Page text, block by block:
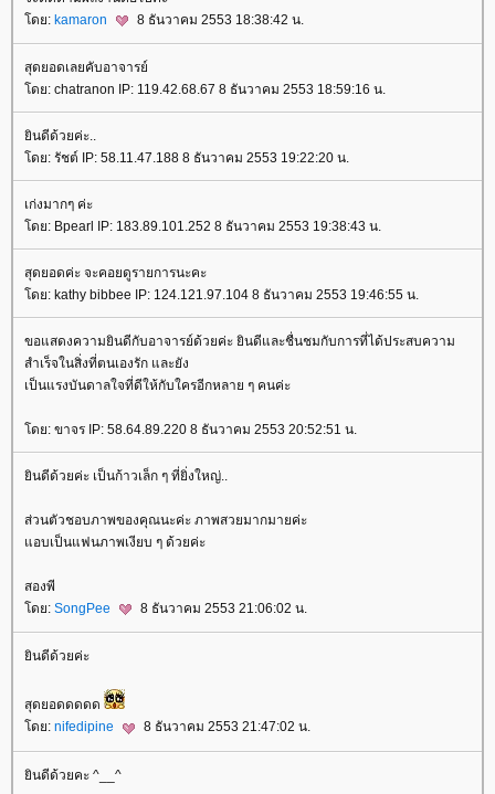
ดย: kamaron 8 ธันวาคม 2553 18:38:42 น.
สุดยอดเลยคับอาจารย์
ดย: chatranon IP: 119.42.68.67 8 ธันวาคม 2553 18:59:16 น.
ินดีด้วยค่ะ..
ดย: รัชต์ IP: 58.11.47.188 8 ธันวาคม 2553 19:22:20 น.
เก่งมากๆ ค่ะ
ดย: Bpearl IP: 183.89.101.252 8 ธันวาคม 2553 19:38:43 น.
สุดยอดค่ะ จะคอยดูรายการนะคะ
ดย: kathy bibbee IP: 124.121.97.104 8 ธันวาคม 2553 19:46:55 น.
ขอแสดงความยินดีกับอาจารย์ด้วยค่ะ ยินดีและชื่นชมกับการที่ได้ประสบความ
สำเร็จในสิ่งที่ตนเองรัก และยัง
เป็นแรงบันดาลใจที่ดีให้กับใครอีกหลาย ๆ คนค่ะ
ดย: ขาจร IP: 58.64.89.220 8 ธันวาคม 2553 20:52:51 น.
ินดีด้วยค่ะ เป็นก้าวเล็ก ๆ ที่ยิ่งใหญ่..
ส่วนตัวชอบภาพของคุณนะค่ะ ภาพสวยมากมายค่ะ
อบเป็นแฟนภาพเงียบ ๆ ด้วยค่ะ
สองพี
ดย: SongPee 8 ธันวาคม 2553 21:06:02 น.
ินดีด้วยค่ะ
สุดยอดดดดด
ดย: nifedipine 8 ธันวาคม 2553 21:47:02 น.
ินดีด้วยคะ ^__^